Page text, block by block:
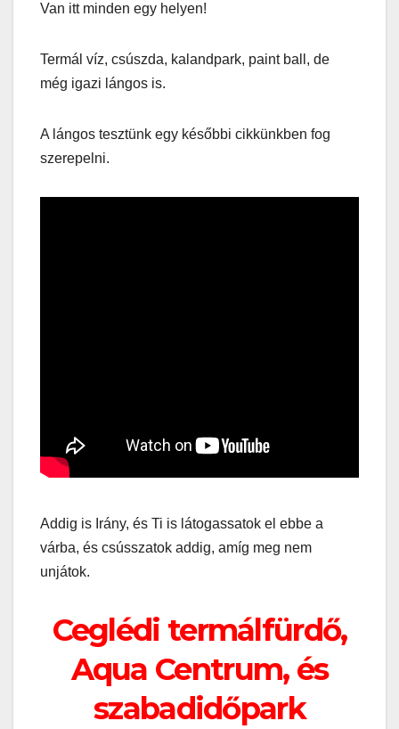
Van itt minden egy helyen!
Termál víz, csúszda, kalandpark, paint ball, de
még igazi lángos is.
A lángos tesztünk egy későbbi cikkünkben fog
szerepelni.
Addig is Irány, és Ti is látogassatok el ebbe a
várba, és csússzatok addig, amíg meg nem
unjátok.
Ceglédi termálfürdő,
Aqua Centrum, és
szabadidőpark